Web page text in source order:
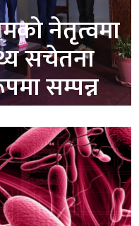
नेतृत्वमा
सचेतना
सम्पन्न